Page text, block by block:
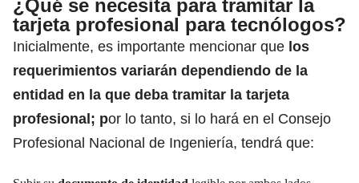
¿Qué se necesita para tramitar la
tarjeta profesional para tecnólogos?
Inicialmente, es importante mencionar que los
requerimientos variarán dependiendo de la
entidad en la que deba tramitar la tarjeta
profesional; por lo tanto, si lo hará en el Consejo
Profesional Nacional de Ingeniería, tendrá que: